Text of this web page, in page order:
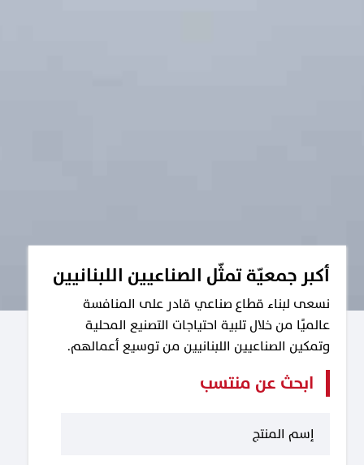
أكبر جمعيّة تمثّل الصناعيين اللبنانيين
نسعى لبناء قطاع صناعي قادر على المنافسة
عالميًا من خلال تلبية احتياجات التصنيع المحلية
وتمكين الصناعيين اللبنانيين من توسيع أعمالهم.
ابحث عن منتسب